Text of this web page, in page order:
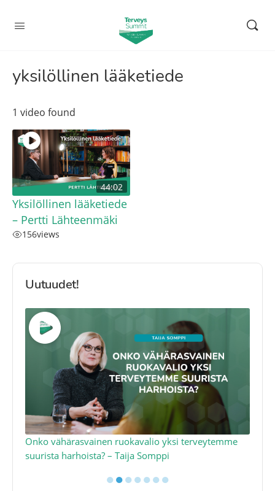
yksilöllinen lääketiede
1 video found
44:02
Yksilöllinen lääketiede
– Pertti Lähteenmäki
156views
Uutuudet!
Onko vähärasvainen ruokavalio yksi terveytemme
suurista harhoista? – Taija Somppi
●●●●●●●